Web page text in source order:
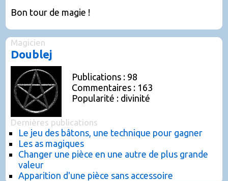
Bon tour de magie !
Magicien
Doublej
Publications : 98
Commentaires : 163
Popularité : divinité
Dernières publications
Le jeu des bâtons, une technique pour gagner
Les as magiques
Changer une pièce en une autre de plus grande
valeur
Apparition d'une pièce sans accessoire